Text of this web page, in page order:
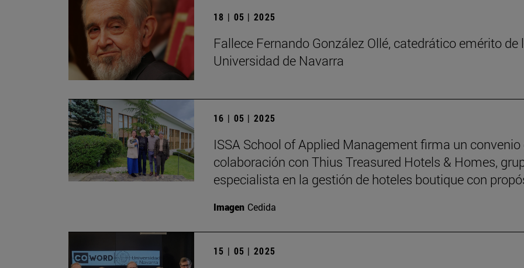
18 | 05 | 2025
Fallece Fernando González Ollé, catedrático emérito de
Universidad de Navarra
16 | 05 | 2025
ISSA School of Applied Management firma un convenio
colaboración con Thius Treasured Hotels & Homes,
especialista en la gestión de hoteles boutique con
Imagen Cedida
15 | 05 | 2025